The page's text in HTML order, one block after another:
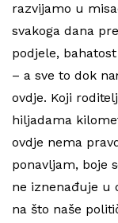
razvijamo u
svakoga dana
podjele,
– a sve to dok
ovdje. Koji
hiljadama
ovdje nema
ponavljam, boje
ne iznenađuje u
na što naše